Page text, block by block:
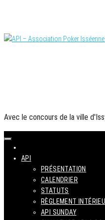
content
Avec le concours de la ville
API
PRÉSENTATION
CALENDRIER
STATUTS
RÈGLEMENT
API SUNDAY